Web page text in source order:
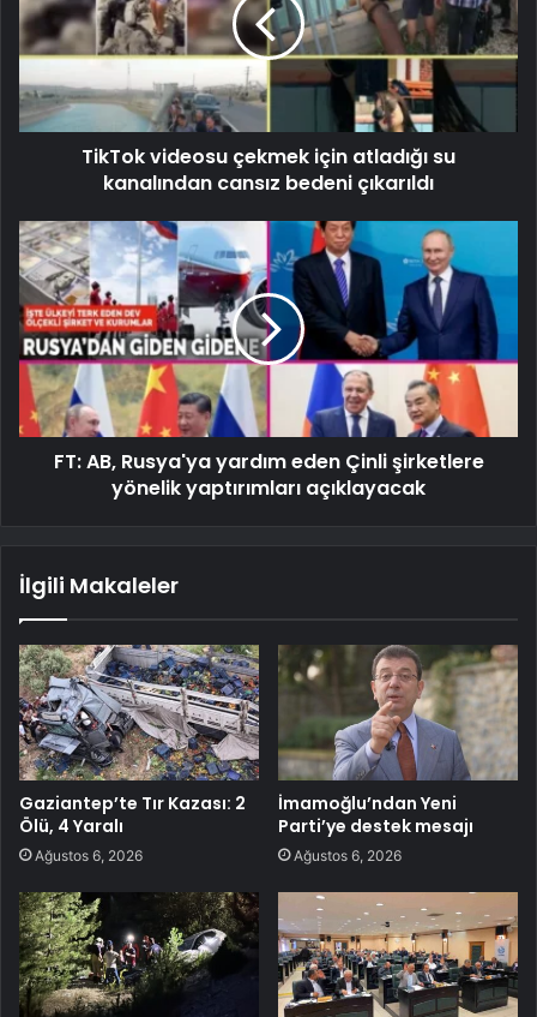
TikTok videosu çekmek için atladığı su
kanalından cansız bedeni çıkarıldı
FT: AB, Rusya'ya yardım eden Çinli şirketlere
yönelik yaptırımları açıklayacak
İlgili Makaleler
Gaziantep’te Tır Kazası: 2
Ölü, 4 Yaralı
Ağustos 6, 2026
İmamoğlu’ndan Yeni
Parti’ye destek mesajı
Ağustos 6, 2026